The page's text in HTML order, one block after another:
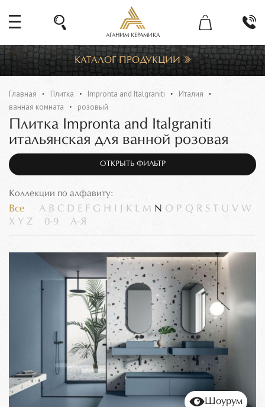
АГАНИМ КЕРАМИКА
КАТАЛОГ ПРОДУКЦИИ
Главная Плитка Impronta and Italgraniti
Италия
ванная комната
розовый
Плитка Impronta and Italgraniti
итальянская для ванной розовая
ОТКРЫТЬ ФИЛЬТР
Коллекции по алфавиту:
Все A B C D E F G H K L M N O P Q R S U V W
X Y Z 0-9 А-Я
Шоурум